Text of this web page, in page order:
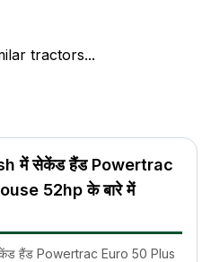
tractors...
में सेकेंड हैंड Powertrac
52hp के बारे में
हैंड Powertrac Euro 50 Plus